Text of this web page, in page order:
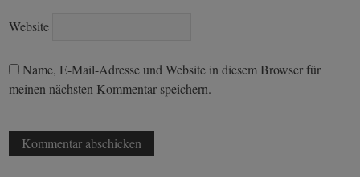
Website
Name, E-Mail-Adresse und Website in diesem Browser für
meinen nächsten Kommentar speichern.